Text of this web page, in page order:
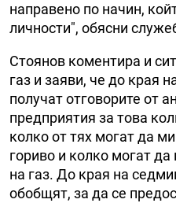
направено по начин,
личности", обясни
Стоянов коментира и
газ и заяви, че до края
получат отговорите от
предприятия за това
колко от тях могат да
гориво и колко могат
на газ. До края на
обобщят, за да се